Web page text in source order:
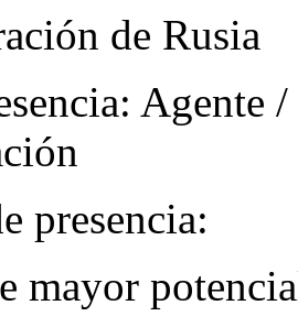
de Rusia
presencia:
mayor